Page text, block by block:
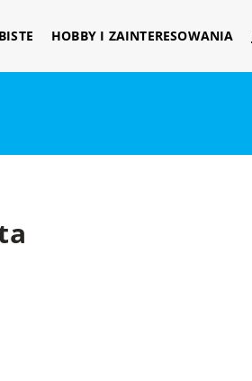
HOBBY I ZAINTERESOWANIA